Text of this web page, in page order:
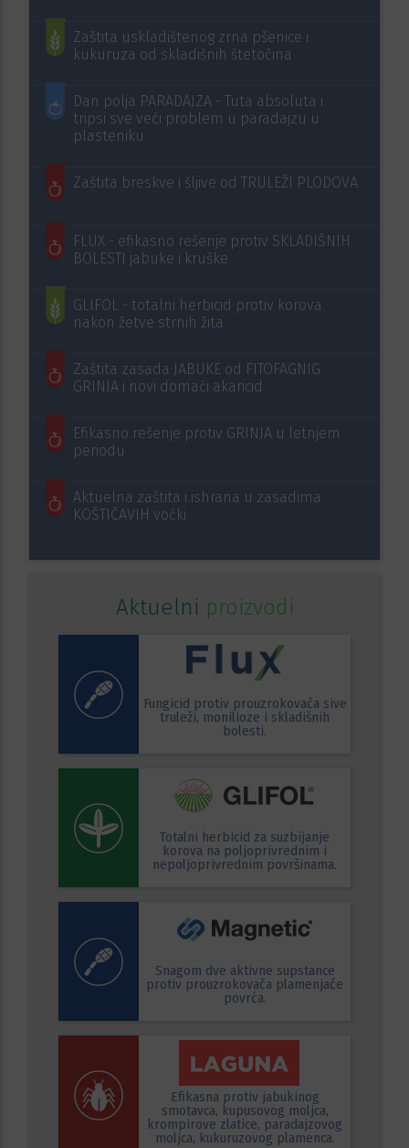
Zaštita uskladištenog zrna pšenice i
kukuruza od skladišnih štetočina
Dan polja PARADAJZA - Tuta absoluta i
tripsi sve veći problem u paradajzu u
plasteniku
Zaštita breskve i šljive od TRULEŽI PLODOVA
FLUX - efikasno rešenje protiv SKLADIŠNIH
BOLESTI jabuke i kruške
GLIFOL - totalni herbicid protiv korova
nakon žetve strnih žita
Zaštita zasada JABUKE od FITOFAGNIG
GRINJA i novi domaći akaricid
Efikasno rešenje protiv GRINJA u letnjem
periodu
Aktuelna zaštita i ishrana u zasadima
KOŠTIČAVIH voćki
Aktuelni proizvodi
Fungicid protiv prouzrokovača sive
truleži, monilioze i skladišnih
bolesti.
Totalni herbicid za suzbijanje
korova na poljoprivrednim i
nepoljoprivrednim površinama.
Snagom dve aktivne supstance
protiv prouzrokovača plamenjače
povrća.
Efikasna protiv jabukinog
smotavca, kupusovog moljca,
krompirove zlatice, paradajzovog
moljca, kukuruzovog plamenca.